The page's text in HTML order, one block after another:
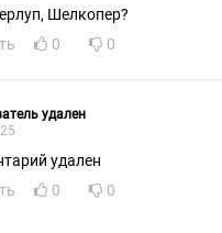
Шелкопер?
0 0
удален
удален
0 0